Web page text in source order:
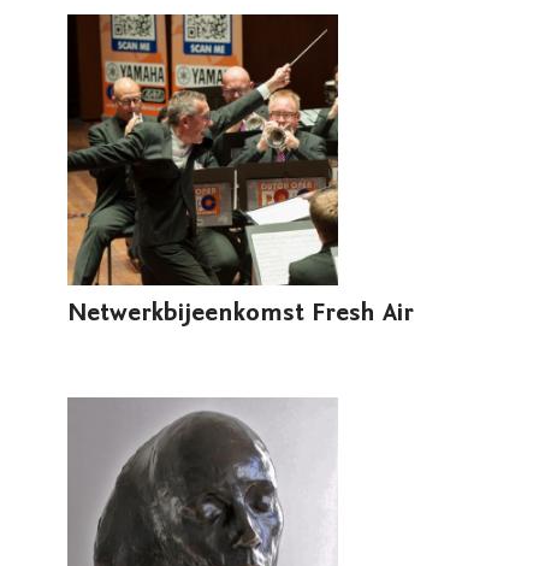
Netwerkbijeenkomst Fresh Air